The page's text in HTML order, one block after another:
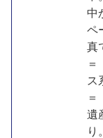
中
ペ
真
＝
ス
＝
遺
り